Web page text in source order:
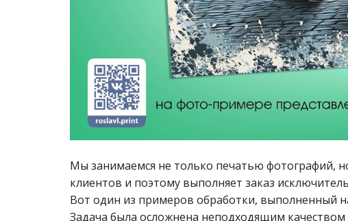
Мы занимаемся не только печатью фотографий,
клиентов и поэтому выполняет заказ
Вот один из примеров обработки, выполненный
Задача была осложнена неподходящим